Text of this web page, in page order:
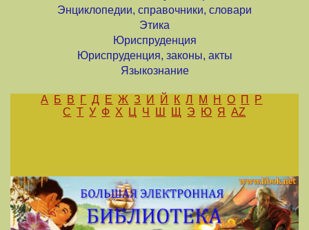
Энциклопедии, справочники, словари
Этика
Юриспруденция
Юриспруденция, законы, акты
Языкознание
А Б В Г Д Е Ж З И Й К Л М Н О П
Р
С Т У Ф Х Ц Ч Ш Щ Э Ю Я AZ